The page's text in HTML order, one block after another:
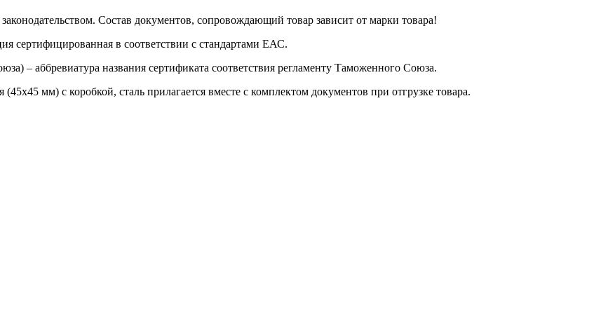
Состав документов, сопровождающий товар зависит от марки товара!
сертифицированная в соответствии с стандартами ЕАС.
– аббревиатура названия сертификата соответствия регламенту Таможенного Союза.
мм) с коробкой, сталь прилагается вместе с комплектом документов при отгрузке товара.